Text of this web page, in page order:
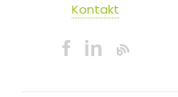
Kontakt